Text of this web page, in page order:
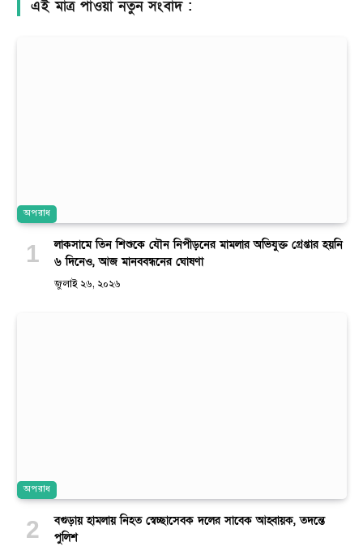
এই মাত্র পাওয়া নতুন সংবাদ :
অপরাধ
লাকসামে তিন শিশুকে যৌন নিপীড়নের মামলার অভিযুক্ত গ্রেপ্তার হয়নি
৬ দিনেও, আজ মানববন্ধনের ঘোষণা
জুলাই ২৬, ২০২৬
অপরাধ
বগুড়ায় হামলায় নিহত স্বেচ্ছাসেবক দলের সাবেক আহ্বায়ক, তদন্তে
পুলিশ